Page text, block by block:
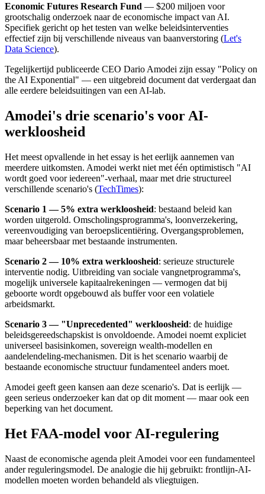
Economic Futures Research Fund — $200 miljoen voor
grootschalig onderzoek naar de economische impact van AI.
Specifiek gericht op het testen van welke beleidsinterventies
effectief zijn bij verschillende niveaus van baanverstoring (Let's
Data Science).
Tegelijkertijd publiceerde CEO Dario Amodei zijn essay "Policy on
the AI Exponential" — een uitgebreid document dat verdergaat dan
alle eerdere beleidsuitingen van een AI-lab.
Amodei's drie scenario's voor AI-
werkloosheid
Het meest opvallende in het essay is het eerlijk aannemen van
meerdere uitkomsten. Amodei werkt niet met één optimistisch "AI
wordt goed voor iedereen"-verhaal, maar met drie structureel
verschillende scenario's (TechTimes):
Scenario 1 — 5% extra werkloosheid: bestaand beleid kan
worden uitgerold. Omscholingsprogramma's, loonverzekering,
vereenvoudiging van beroepslicentiëring. Overgangsproblemen,
maar beheersbaar met bestaande instrumenten.
Scenario 2 — 10% extra werkloosheid: serieuze structurele
interventie nodig. Uitbreiding van sociale vangnetprogramma's,
mogelijk universele kapitaalrekeningen — vermogen dat bij
geboorte wordt opgebouwd als buffer voor een volatiele
arbeidsmarkt.
Scenario 3 — "Unprecedented" werkloosheid: de huidige
beleidsgereedschapskist is onvoldoende. Amodei noemt expliciet
universeel basisinkomen, sovereign wealth-modellen en
aandelendeling-mechanismen. Dit is het scenario waarbij de
bestaande economische structuur fundamenteel anders moet.
Amodei geeft geen kansen aan deze scenario's. Dat is eerlijk —
geen serieus onderzoeker kan dat op dit moment — maar ook een
beperking van het document.
Het FAA-model voor AI-regulering
Naast de economische agenda pleit Amodei voor een fundamenteel
ander reguleringsmodel. De analogie die hij gebruikt: frontlijn-AI-
modellen moeten worden behandeld als vliegtuigen.